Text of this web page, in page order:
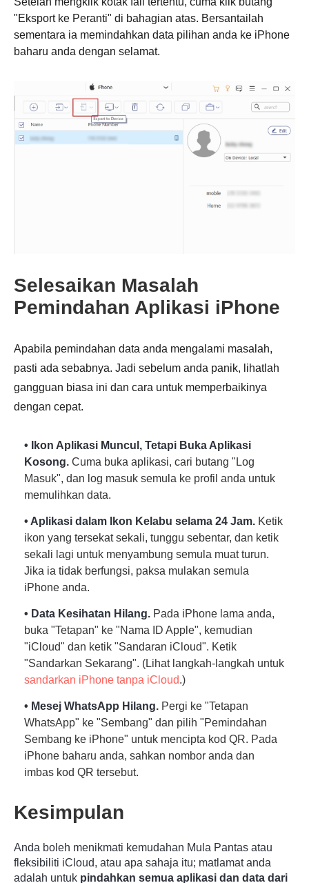
Langkah
Langkah
"Eksport ke Peranti" di bahagian atas. Bersantailah
sementara ia memindahkan data pilihan anda ke iPhone
baharu anda dengan selamat.
Selesaikan Masalah
Pemindahan Aplikasi iPhone
Apabila pemindahan data anda mengalami masalah,
pasti ada sebabnya. Jadi sebelum anda panik, lihatlah
gangguan biasa ini dan cara untuk memperbaikinya
dengan cepat.
• Ikon Aplikasi Muncul, Tetapi Buka Aplikasi
Kosong. Cuma buka aplikasi, cari butang "Log
Masuk", dan log masuk semula ke profil anda untuk
memulihkan data.
• Aplikasi dalam Ikon Kelabu selama 24 Jam. Ketik
ikon yang tersekat sekali, tunggu sebentar, dan ketik
sekali lagi untuk menyambung semula muat turun.
Jika ia tidak berfungsi, paksa mulakan semula
iPhone anda.
• Data Kesihatan Hilang. Pada iPhone lama anda,
buka "Tetapan" ke "Nama ID Apple", kemudian
"iCloud" dan ketik "Sandaran iCloud". Ketik
"Sandarkan Sekarang". (Lihat langkah-langkah untuk
sandarkan iPhone tanpa iCloud.)
• Mesej WhatsApp Hilang. Pergi ke "Tetapan
WhatsApp" ke "Sembang" dan pilih "Pemindahan
Sembang ke iPhone" untuk mencipta kod QR. Pada
iPhone baharu anda, sahkan nombor anda dan
imbas kod QR tersebut.
Kesimpulan
Anda boleh menikmati kemudahan Mula Pantas atau
fleksibiliti iCloud, atau apa sahaja itu; matlamat anda
adalah untuk pindahkan semua aplikasi dan data dari